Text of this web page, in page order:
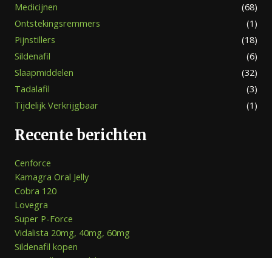
Medicijnen
(68)
Ontstekingsremmers
(1)
Pijnstillers
(18)
Sildenafil
(6)
Slaapmiddelen
(32)
Tadalafil
(3)
Tijdelijk Verkrijgbaar
(1)
Recente berichten
Cenforce
Kamagra Oral Jelly
Cobra 120
Lovegra
Super P-Force
Vidalista 20mg, 40mg, 60mg
Sildenafil kopen